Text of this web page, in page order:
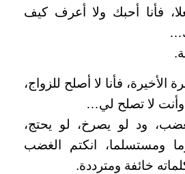
فأنا أحبك ولا أعرف كيف
الأخيرة، فأنا لا أصلح للزواج،
وأنت لا تصلح لي…
ود لو يصرخ، لو يحتج،
ومستسلما، انكتم الغضب
خائفة ومترددة.